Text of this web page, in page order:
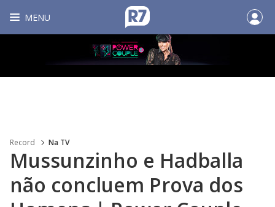
MENU
Record Na TV
Mussunzinho e Hadballa
não concluem Prova dos